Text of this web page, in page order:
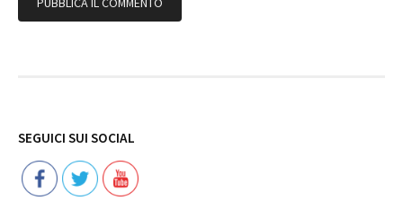
SEGUICI SUI SOCIAL